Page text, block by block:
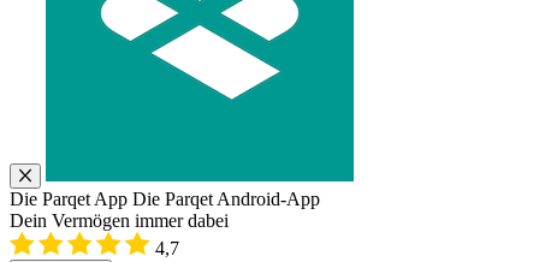
Die Parqet App Die Parqet Android-App
Dein Vermögen immer dabei
4,7